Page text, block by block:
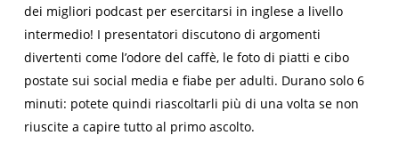
dei migliori podcast per esercitarsi in inglese a livello
intermedio! I presentatori discutono di argomenti
divertenti come l’odore del caffè, le foto di piatti e cibo
postate sui social media e fiabe per adulti. Durano solo 6
minuti: potete quindi riascoltarli più di una volta se non
riuscite a capire tutto al primo ascolto.